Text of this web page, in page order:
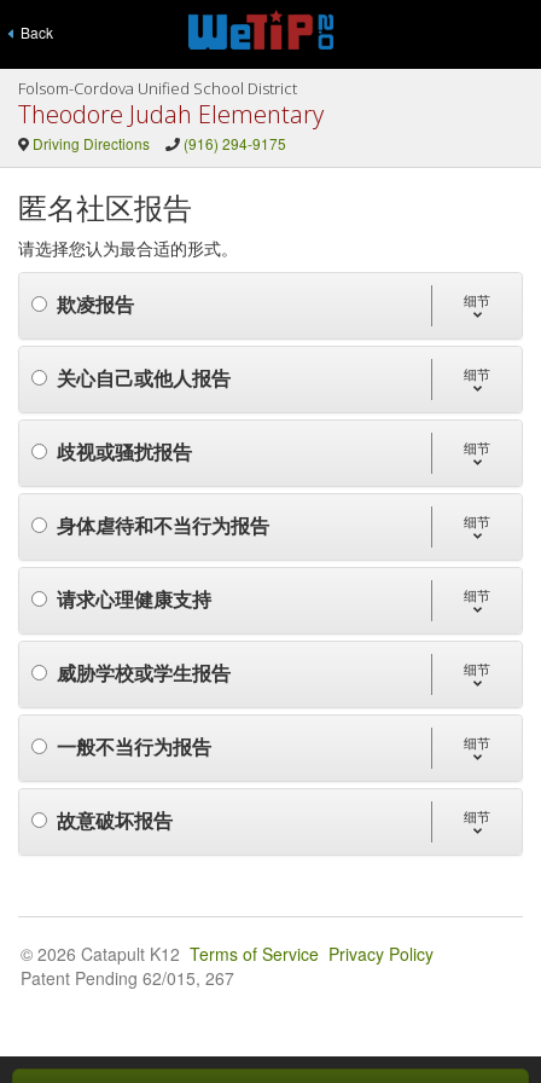
Back
Folsom-Cordova Unified School District
Theodore Judah Elementary
Driving Directions (916) 294-9175
匿名社区报告
请选择您认为最合适的形式。
欺凌报告 细节
关心自己或他人报告 细节
歧视或骚扰报告 细节
身体虐待和不当行为报告 细节
请求心理健康支持 细节
威胁学校或学生报告 细节
一般不当行为报告 细节
故意破坏报告 细节
© 2026 Catapult K12 Terms of Service Privacy Policy
Patent Pending 62/015, 267